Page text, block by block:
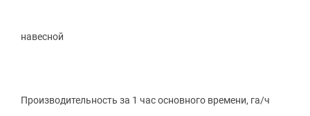
навесной
Производительность за 1 час основного времени, га/ч